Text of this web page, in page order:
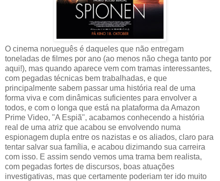
O cinema norueguês é daqueles que não entregam
toneladas de filmes por ano (ao menos não chega tanto por
aqui!), mas quando aparece vem com tramas interessantes,
com pegadas técnicas bem trabalhadas, e que
principalmente sabem passar uma história real de uma
forma viva e com dinâmicas suficientes para envolver a
todos, e com o longa que está na plataforma da Amazon
Prime Video, "A Espiã", acabamos conhecendo a história
real de uma atriz que acabou se envolvendo numa
espionagem dupla entre os nazistas e os aliados, claro para
tentar salvar sua família, e acabou dizimando sua carreira
com isso. E assim sendo vemos uma trama bem realista,
com pegadas fortes de discursos, boas atuações
investigativas, mas que certamente poderiam ter ido muito